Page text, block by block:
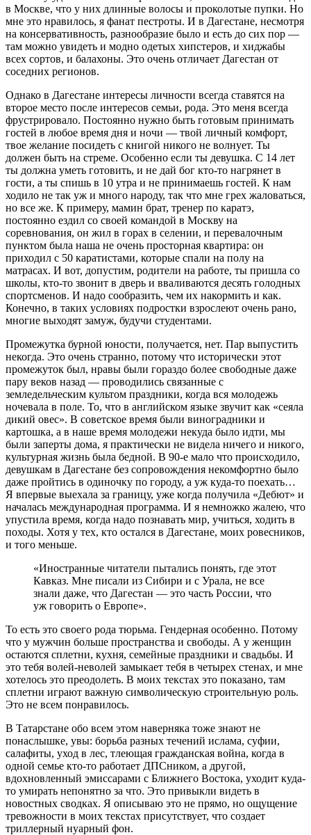
в Москве, что у них длинные волосы и проколотые пупки. Но
мне это нравилось, я фанат пестроты. И в Дагестане, несмотря
на консервативность, разнообразие было и есть до сих пор —
там можно увидеть и модно одетых хипстеров, и хиджабы
всех сортов, и балахоны. Это очень отличает Дагестан от
соседних регионов.
Однако в Дагестане интересы личности всегда ставятся на
второе место после интересов семьи, рода. Это меня всегда
фрустрировало. Постоянно нужно быть готовым принимать
гостей в любое время дня и ночи — твой личный комфорт,
твое желание посидеть с книгой никого не волнует. Ты
должен быть на стреме. Особенно если ты девушка. С 14 лет
ты должна уметь готовить, и не дай бог кто-то нагрянет в
гости, а ты спишь в 10 утра и не принимаешь гостей. К нам
ходило не так уж и много народу, так что мне грех жаловаться,
но все же. К примеру, мамин брат, тренер по каратэ,
постоянно ездил со своей командой в Москву на
соревнования, он жил в горах в селении, и перевалочным
пунктом была наша не очень просторная квартира: он
приходил с 50 каратистами, которые спали на полу на
матрасах. И вот, допустим, родители на работе, ты пришла со
школы, кто-то звонит в дверь и вваливаются десять голодных
спортсменов. И надо сообразить, чем их накормить и как.
Конечно, в таких условиях подростки взрослеют очень рано,
многие выходят замуж, будучи студентами.
Промежутка бурной юности, получается, нет. Пар выпустить
некогда. Это очень странно, потому что исторически этот
промежуток был, нравы были гораздо более свободные даже
пару веков назад — проводились связанные с
земледельческим культом праздники, когда вся молодежь
ночевала в поле. То, что в английском языке звучит как «сеяла
дикий овес». В советское время были виноградники и
картошка, а в наше время молодежи некуда было идти, мы
были заперты дома, я практически не видела ничего и никого,
культурная жизнь была бедной. В 90-е мало что происходило,
девушкам в Дагестане без сопровождения некомфортно было
даже пройтись в одиночку по городу, а уж куда-то поехать…
Я впервые выехала за границу, уже когда получила «Дебют» и
началась международная программа. И я немножко жалею, что
упустила время, когда надо познавать мир, учиться, ходить в
походы. Хотя у тех, кто остался в Дагестане, моих ровесников,
и того меньше.
«Иностранные читатели пытались понять, где этот
Кавказ. Мне писали из Сибири и с Урала, не все
знали даже, что Дагестан — это часть России, что
уж говорить о Европе».
То есть это своего рода тюрьма. Гендерная особенно. Потому
что у мужчин больше пространства и свободы. А у женщин
остаются сплетни, кухня, семейные праздники и свадьбы. И
это тебя волей-неволей замыкает тебя в четырех стенах, и мне
хотелось это преодолеть. В моих текстах это показано, там
сплетни играют важную символическую строительную роль.
Это не всем понравилось.
В Татарстане обо всем этом наверняка тоже знают не
понаслышке, увы: борьба разных течений ислама, суфии,
салафиты, уход в лес, тлеющая гражданская война, когда в
одной семье кто-то работает ДПСником, а другой,
вдохновленный эмиссарами с Ближнего Востока, уходит куда-
то умирать непонятно за что. Это привыкли видеть в
новостных сводках. Я описываю это не прямо, но ощущение
тревожности в моих текстах присутствует, что создает
триллерный нуарный фон.